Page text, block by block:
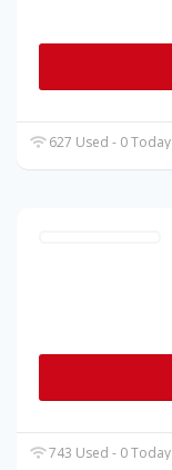
627 Used - 0 Today
743 Used - 0 Today